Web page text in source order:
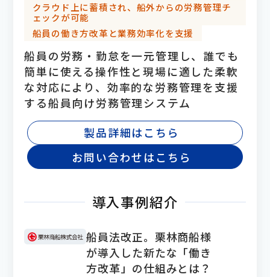
クラウド上に蓄積され、船外からの労務管理チ
ェックが可能
船員の働き方改革と業務効率化を支援
船員の労務・勤怠を一元管理し、誰でも
簡単に使える操作性と現場に適した柔軟
な対応により、効率的な労務管理を支援
する船員向け労務管理システム
製品詳細はこちら
お問い合わせはこちら
導入事例紹介
船員法改正。栗林商船様
が導入した新たな「働き
方改革」の仕組みとは？